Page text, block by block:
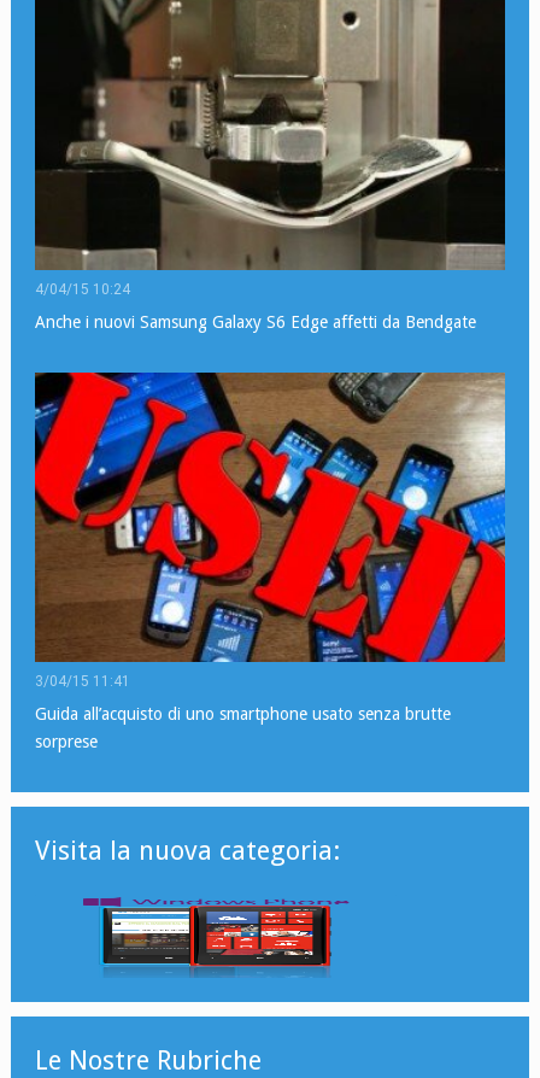
4/04/15 10:24
Anche i nuovi Samsung Galaxy S6 Edge affetti da Bendgate
3/04/15 11:41
Guida all’acquisto di uno smartphone usato senza brutte
sorprese
Visita la nuova categoria:
Le Nostre Rubriche